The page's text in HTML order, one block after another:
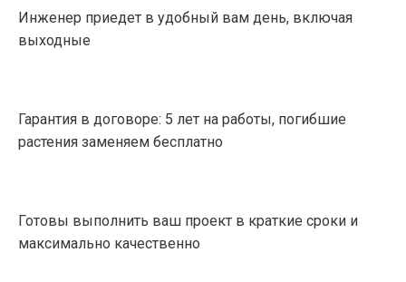
Инженер приедет в удобный вам день, включая
выходные
Гарантия в договоре: 5 лет на работы, погибшие
растения заменяем бесплатно
Готовы выполнить ваш проект в краткие сроки и
максимально качественно